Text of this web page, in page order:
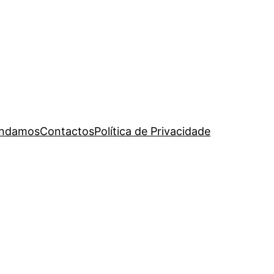
ContactosPolítica de Privacidade